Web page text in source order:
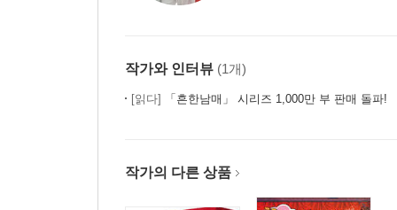
작가와 인터뷰 (1개)
[읽다] 「흔한남매」 시리즈 1,000만 부 판매 돌파!
작가의 다른 상품